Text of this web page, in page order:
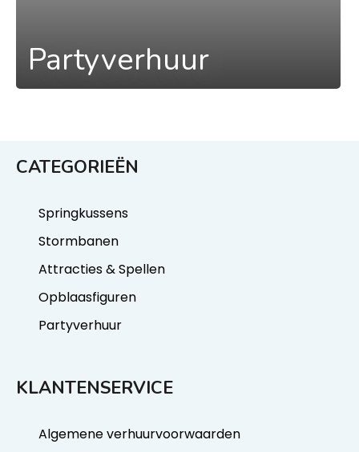
Partyverhuur
CATEGORIEËN
Springkussens
Stormbanen
Attracties & Spellen
Opblaasfiguren
Partyverhuur
KLANTENSERVICE
Algemene verhuurvoorwaarden